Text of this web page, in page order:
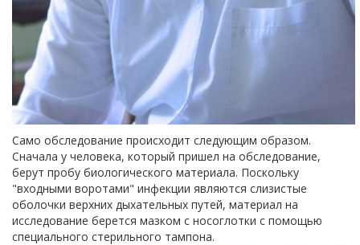
Само обследование происходит следующим образом.
Сначала у человека, который пришел на обследование,
берут пробу биологического материала. Поскольку
"входными воротами" инфекции являются слизистые
оболочки верхних дыхательных путей, материал на
исследование берется мазком с носоглотки с помощью
специального стерильного тампона.